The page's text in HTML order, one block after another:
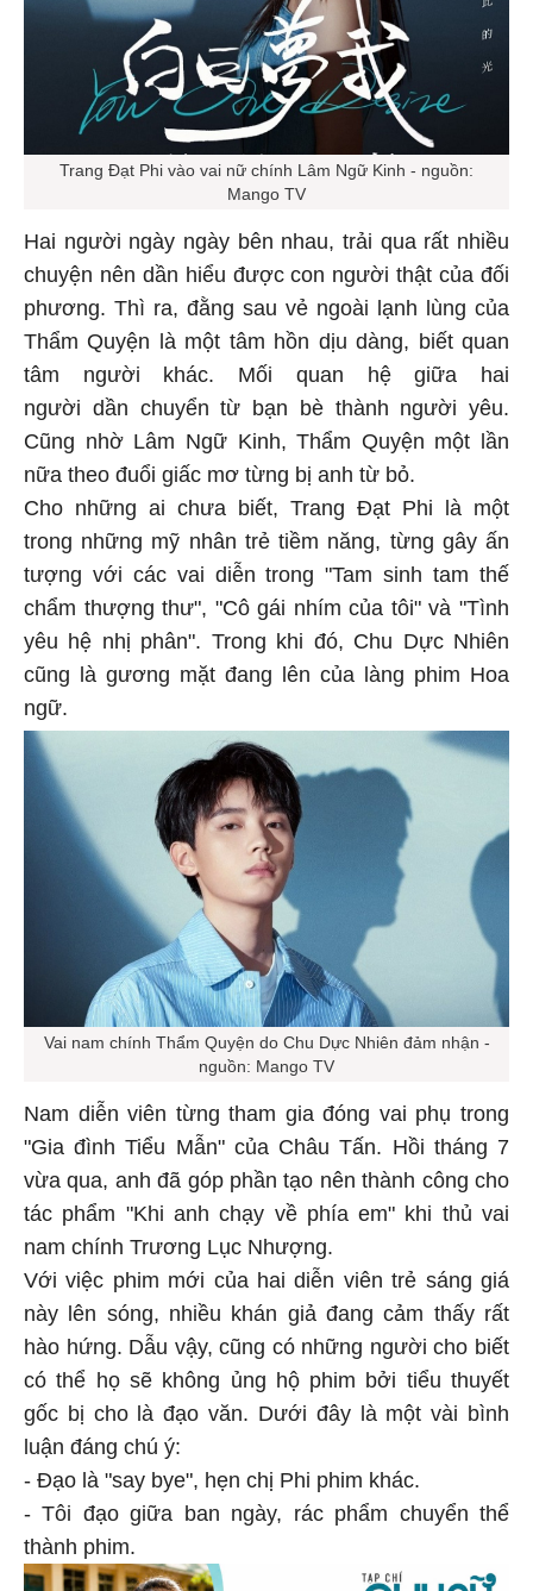
Trang Đạt Phi vào vai nữ chính Lâm Ngữ Kinh - nguồn:
Mango TV
Hai người ngày ngày bên nhau, trải qua rất nhiều
chuyện nên dần hiểu được con người thật của đối
phương. Thì ra, đằng sau vẻ ngoài lạnh lùng của
Thẩm Quyện là một tâm hồn dịu dàng, biết quan
tâm người khác. Mối quan hệ giữa hai
người dần chuyển từ bạn bè thành người yêu.
Cũng nhờ Lâm Ngữ Kinh, Thẩm Quyện một lần
nữa theo đuổi giấc mơ từng bị anh từ bỏ.
Cho những ai chưa biết, Trang Đạt Phi là một
trong những mỹ nhân trẻ tiềm năng, từng gây ấn
tượng với các vai diễn trong "Tam sinh tam thế
chẩm thượng thư", "Cô gái nhím của tôi" và "Tình
yêu hệ nhị phân". Trong khi đó, Chu Dực Nhiên
cũng là gương mặt đang lên của làng phim Hoa
ngữ.
Vai nam chính Thẩm Quyện do Chu Dực Nhiên đảm nhận -
nguồn: Mango TV
Nam diễn viên từng tham gia đóng vai phụ trong
"Gia đình Tiểu Mẫn" của Châu Tấn. Hồi tháng 7
vừa qua, anh đã góp phần tạo nên thành công cho
tác phẩm "Khi anh chạy về phía em" khi thủ vai
nam chính Trương Lục Nhượng.
Với việc phim mới của hai diễn viên trẻ sáng giá
này lên sóng, nhiều khán giả đang cảm thấy rất
hào hứng. Dẫu vậy, cũng có những người cho biết
có thể họ sẽ không ủng hộ phim bởi tiểu thuyết
gốc bị cho là đạo văn. Dưới đây là một vài bình
luận đáng chú ý:
- Đạo là "say bye", hẹn chị Phi phim khác.
- Tôi đạo giữa ban ngày, rác phẩm chuyển thể
thành phim.